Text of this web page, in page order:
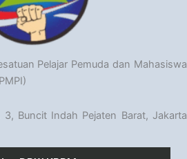
Pelajar Pemuda dan Mahasiswa
Buncit Indah Pejaten Barat, Jakarta